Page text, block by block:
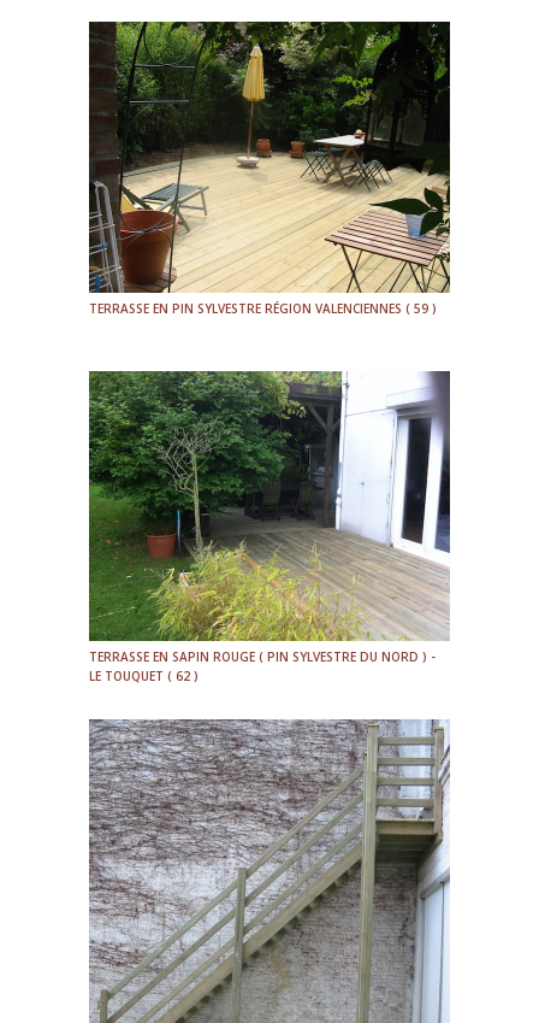
TERRASSE EN PIN SYLVESTRE RÉGION VALENCIENNES ( 59 )
TERRASSE EN SAPIN ROUGE ( PIN SYLVESTRE DU NORD ) -
LE TOUQUET ( 62 )